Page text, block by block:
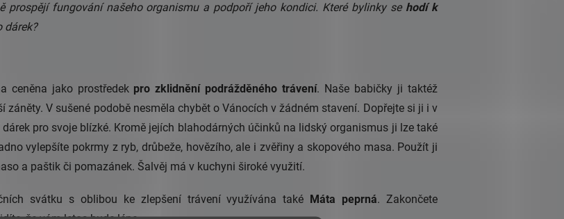
prospějí fungování našeho organismu a podpoří jeho kondici. Které bylinky se hodí k
dárek?
ceněna jako prostředek pro zklidnění podrážděného trávení. Naše babičky ji taktéž
záněty. V sušené podobě nesměla chybět o Vánocích v žádném stavení. Dopřejte si ji i v
pro svoje blízké. Kromě jejích blahodárných účinků na lidský organismus ji lze také
vylepšíte pokrmy z ryb, drůbeže, hovězího, ale i zvěřiny a skopového masa. Použít ji
a paštik či pomazánek. Šalvěj má v kuchyni široké využití.
svátku s oblibou ke zlepšení trávení využívána také Máta peprná. Zakončete